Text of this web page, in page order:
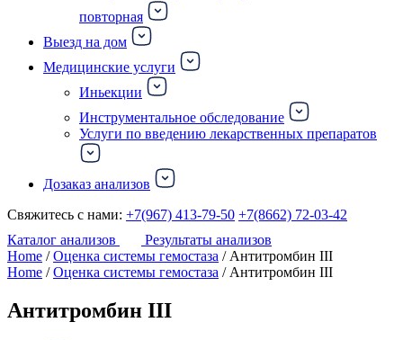
повторная
Выезд на дом
Медицинские услуги
Иньекции
Инструментальное обследование
Услуги по введению лекарственных препаратов
Дозаказ анализов
Свяжитесь с нами: +7(967) 413-79-50 +7(8662) 72-03-42
Каталог анализов
Результаты анализов
Home /Оценка системы гемостаза / Антитромбин III
Home /Оценка системы гемостаза / Антитромбин III
Антитромбин III